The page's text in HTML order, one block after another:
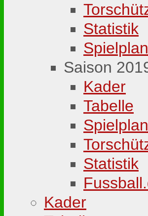
Statistik
Spielplan
Saison
Kader
Tabelle
Spielplan
Statistik
Kader